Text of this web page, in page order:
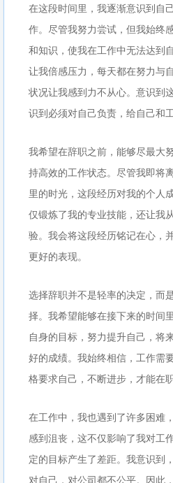
在这段时间里，我逐渐意识到自
作。尽管我努力尝试，但我始终
和知识，使我在工作中无法达到
让我倍感压力，每天都在努力与
状况让我感到力不从心。意识到
识到必须对自己负责，给自己和
我希望在辞职之前，能够尽最大
持高效的工作状态。尽管我即将
里的时光，这段经历对我的个人
仅锻炼了我的专业技能，还让我
验。我会将这段经历铭记在心，
更好的表现。
选择辞职并不是轻率的决定，而
择。我希望能够在接下来的时间
自身的目标，努力提升自己，将
好的成绩。我始终相信，工作需
格要求自己，不断进步，才能在
在工作中，我也遇到了许多困难
感到沮丧，这不仅影响了我对工
定的目标产生了差距。我意识到
对自己，对公司都不公平。因此